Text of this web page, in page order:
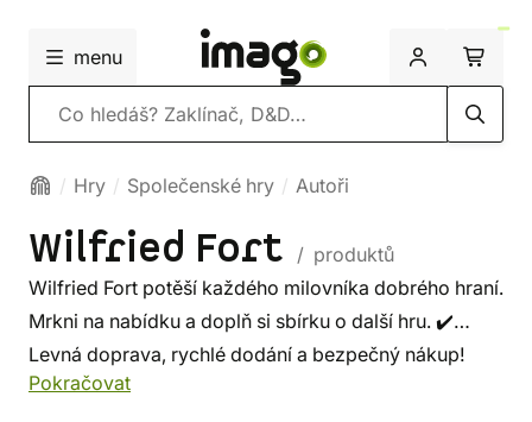
menu
Vyhledávání
Hry Společenské hry Autoři
Wilfried Fort
/ produktů
Wilfried Fort potěší každého milovníka dobrého hraní.
Mrkni na nabídku a doplň si sbírku o další hru. ✔️
Levná doprava, rychlé dodání a bezpečný nákup!
Pokračovat